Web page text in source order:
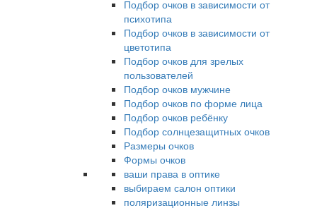
Подбор очков в зависимости от
психотипа
Подбор очков в зависимости от
цветотипа
Подбор очков для зрелых
пользователей
Подбор очков мужчине
Подбор очков по форме лица
Подбор очков ребёнку
Подбор солнцезащитных очков
Размеры очков
Формы очков
ваши права в оптике
выбираем салон оптики
поляризационные линзы